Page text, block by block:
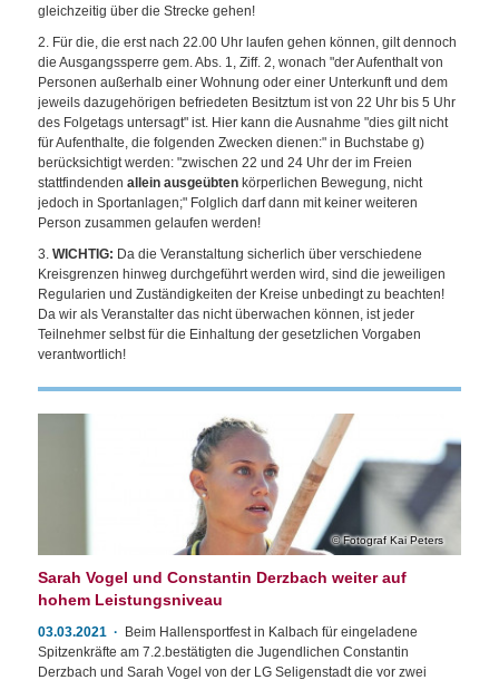
gleichzeitig über die Strecke gehen!
2. Für die, die erst nach 22.00 Uhr laufen gehen können, gilt dennoch
die Ausgangssperre gem. Abs. 1, Ziff. 2, wonach "der Aufenthalt von
Personen außerhalb einer Wohnung oder einer Unterkunft und dem
jeweils dazugehörigen befriedeten Besitztum ist von 22 Uhr bis 5 Uhr
des Folgetags untersagt" ist. Hier kann die Ausnahme "dies gilt nicht
für Aufenthalte, die folgenden Zwecken dienen:" in Buchstabe g)
berücksichtigt werden: "zwischen 22 und 24 Uhr der im Freien
stattfindenden allein ausgeübten körperlichen Bewegung, nicht
jedoch in Sportanlagen;" Folglich darf dann mit keiner weiteren
Person zusammen gelaufen werden!
3. WICHTIG: Da die Veranstaltung sicherlich über verschiedene
Kreisgrenzen hinweg durchgeführt werden wird, sind die jeweiligen
Regularien und Zuständigkeiten der Kreise unbedingt zu beachten!
Da wir als Veranstalter das nicht überwachen können, ist jeder
Teilnehmer selbst für die Einhaltung der gesetzlichen Vorgaben
verantwortlich!
Fotograf Kai Peters
Sarah Vogel und Constantin Derzbach weiter auf
hohem Leistungsniveau
03.03.2021
Beim Hallensportfest in Kalbach für eingeladene
Spitzenkräfte am 7.2.bestätigten die Jugendlichen Constantin
Derzbach und Sarah Vogel von der LG Seligenstadt die vor zwei